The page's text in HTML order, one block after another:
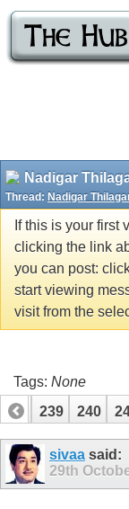
Nadigar
Thread: Nadigar
If this is your first
clicking the link
you can post:
start viewing
visit from the
Tags: None
238
239 240
258 259sivaa said:
29th